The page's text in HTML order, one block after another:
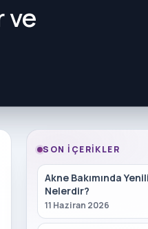
ve
SON İÇERIKLER
Akne Bakımında
Nelerdir?
11 Haziran 2026